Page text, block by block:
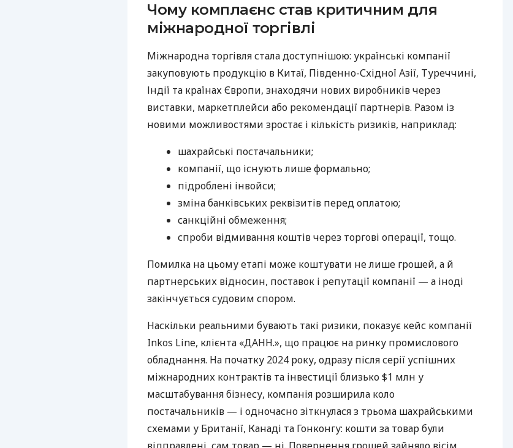
Чому комплаєнс став критичним для
міжнародної торгівлі
Міжнародна торгівля стала доступнішою: українські компанії
закуповують продукцію в Китаї, Південно-Східної Азії, Туреччині,
Індії та країнах Європи, знаходячи нових виробників через
виставки, маркетплейси або рекомендації партнерів. Разом із
новими можливостями зростає і кількість ризиків, наприклад:
шахрайські постачальники;
компанії, що існують лише формально;
підроблені інвойси;
зміна банківських реквізитів перед оплатою;
санкційні обмеження;
спроби відмивання коштів через торгові операції, тощо.
Помилка на цьому етапі може коштувати не лише грошей, а й
партнерських відносин, поставок і репутації компанії — а іноді
закінчується судовим спором.
Наскільки реальними бувають такі ризики, показує кейс компанії
Inkos Line, клієнта «ДАНН.», що працює на ринку промислового
обладнання. На початку 2024 року, одразу після серії успішних
міжнародних контрактів та інвестиції близько $1 млн у
масштабування бізнесу, компанія розширила коло
постачальників — і одночасно зіткнулася з трьома шахрайськими
схемами у Британії, Канаді та Гонконгу: кошти за товар були